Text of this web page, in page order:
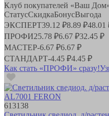
Клуб покупателей «Ваш
СтатусСкидкаБонусВыгода
ЭКСПЕРТ39.12 ₽8.89 ₽48.01
ПРОФИ25.78 ₽6.67 ₽32.45 ₽
МАСТЕР-6.67 ₽6.67 ₽
СТАНДАРТ-4.45 ₽4.45 ₽
Как стать «ПРОФИ» сразу!
613138